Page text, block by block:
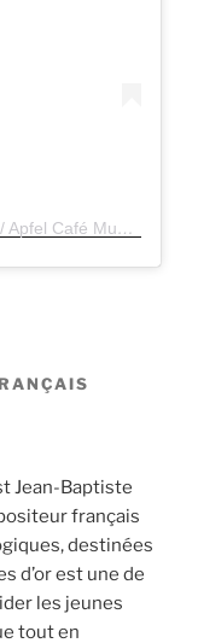
A post shared by Jean-Michel Serres / Apfel Café Music / Apfelsaft Cinéma Music (@jeanmichelserres.apfel)
Jean-Baptiste
français
destinées
d’or est une de
les jeunes
tout en